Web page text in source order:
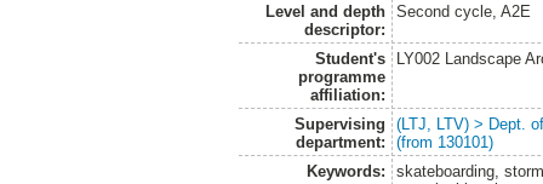
Level and depth
descriptor:
Second cycle, A2E
Student's
programme
affiliation:
LY002 Landscape
Supervising
department:
(LTJ, LTV) > Dept.
(from 130101)
Keywords:
skateboarding,